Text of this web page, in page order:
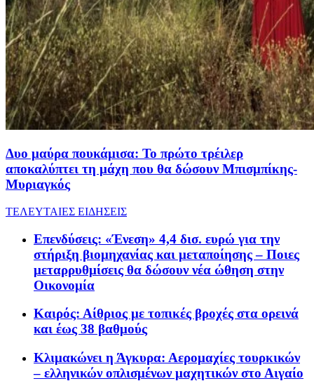
Δυο μαύρα πουκάμισα: Το πρώτο τρέιλερ
αποκαλύπτει τη μάχη που θα δώσουν Μπισμπίκης-
Μυριαγκός
ΤΕΛΕΥΤΑΙΕΣ ΕΙΔΗΣΕΙΣ
Επενδύσεις: «Ένεση» 4,4 δισ. ευρώ για την
στήριξη βιομηχανίας και μεταποίησης – Ποιες
μεταρρυθμίσεις θα δώσουν νέα ώθηση στην
Οικονομία
Καιρός: Αίθριος με τοπικές βροχές στα ορεινά
και έως 38 βαθμούς
Κλιμακώνει η Άγκυρα: Αερομαχίες τουρκικών
– ελληνικών οπλισμένων μαχητικών στο Αιγαίο